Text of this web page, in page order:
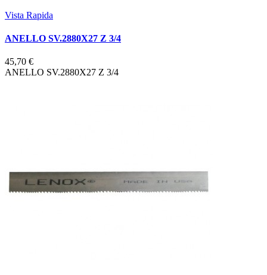
Vista Rapida
ANELLO SV.2880X27 Z 3/4
45,70 €
ANELLO SV.2880X27 Z 3/4